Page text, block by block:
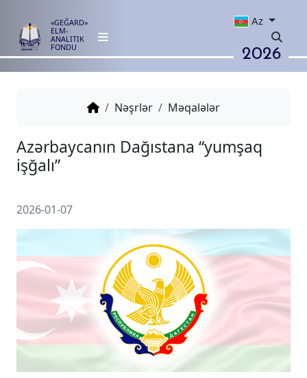
«GEĞARD»
ELM-
ANALITIK
FONDU
Az
2026
Nəşrlər Məqalələr
Azərbaycanın Dağıstana
işğalı”
2026-01-07